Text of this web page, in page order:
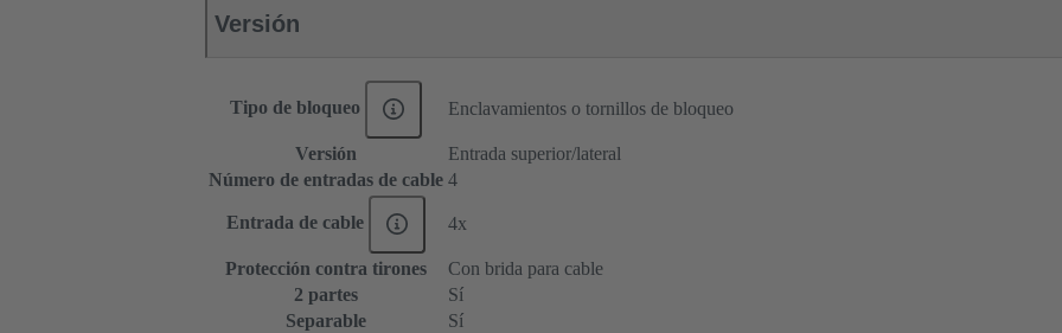
Versión
Tipo de bloqueo Enclavamientos o tornillos de bloqueo
Versión
Entrada superior/lateral
Número de entradas de cable 4
Entrada de cable 4x
Protección contra tirones
Con brida para cable
2 partes
Sí
Separable
Sí